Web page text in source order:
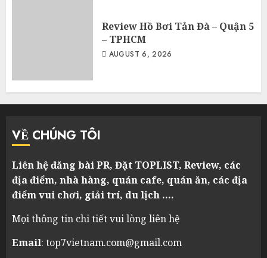
Review Hồ Bơi Tản Đà – Quận 5
– TPHCM
AUGUST 6, 2026
VỀ CHÚNG TÔI
Liên hệ đăng bài PR, Đặt TOPLIST, Review, các
địa điểm, nhà hàng, quán cafe, quán ăn, các địa
điểm vui chơi, giải trí, du lịch ….
Mọi thông tin chi tiết vui lòng liên hệ
Email: top7vietnam.com@gmail.com